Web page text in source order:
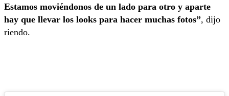
Estamos moviéndonos de un lado para otro y aparte
hay que llevar los looks para hacer muchas fotos”, dijo
riendo.